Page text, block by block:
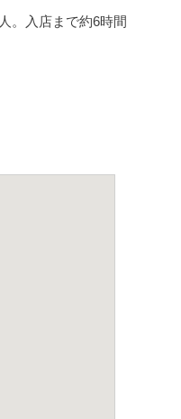
。入店まで約6時間